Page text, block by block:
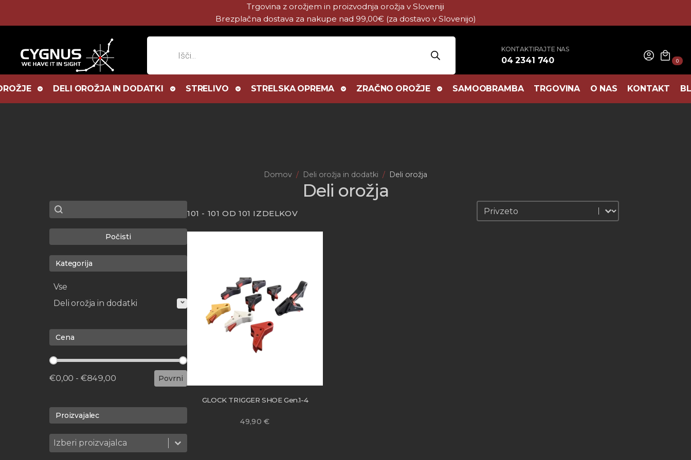
Trgovina z orožjem in proizvodnja orožja v Sloveniji
Brezplačna dostava za nakupe nad 99,00€ (za dostavo v Slovenijo)
KONTAKTIRAJTE NAS
04 2341 740 0
DELI OROŽJA IN DODATKI STRELIVO STRELSKA OPREMA ZRAČNO OROŽJE SAMOOBRAMBA TRGOVINA O NAS KONTAKT
Domov Deli orožja in dodatki Deli orožja
Deli orožja
SubSearch
Search content
Počisti
Kategorija
Kategorija
Vse
Deli orožja in dodatki
Cena
Cena
€0,00 - €849,00 Povrni
Proizvajalec
Proizvajalec
Proizvajalec
Proizvajalec
101 - 101 OD 101 IZDELKOV Sortiraj
Sortiraj
49,90€
GLOCK TRIGGER SHOE Gen.1-4